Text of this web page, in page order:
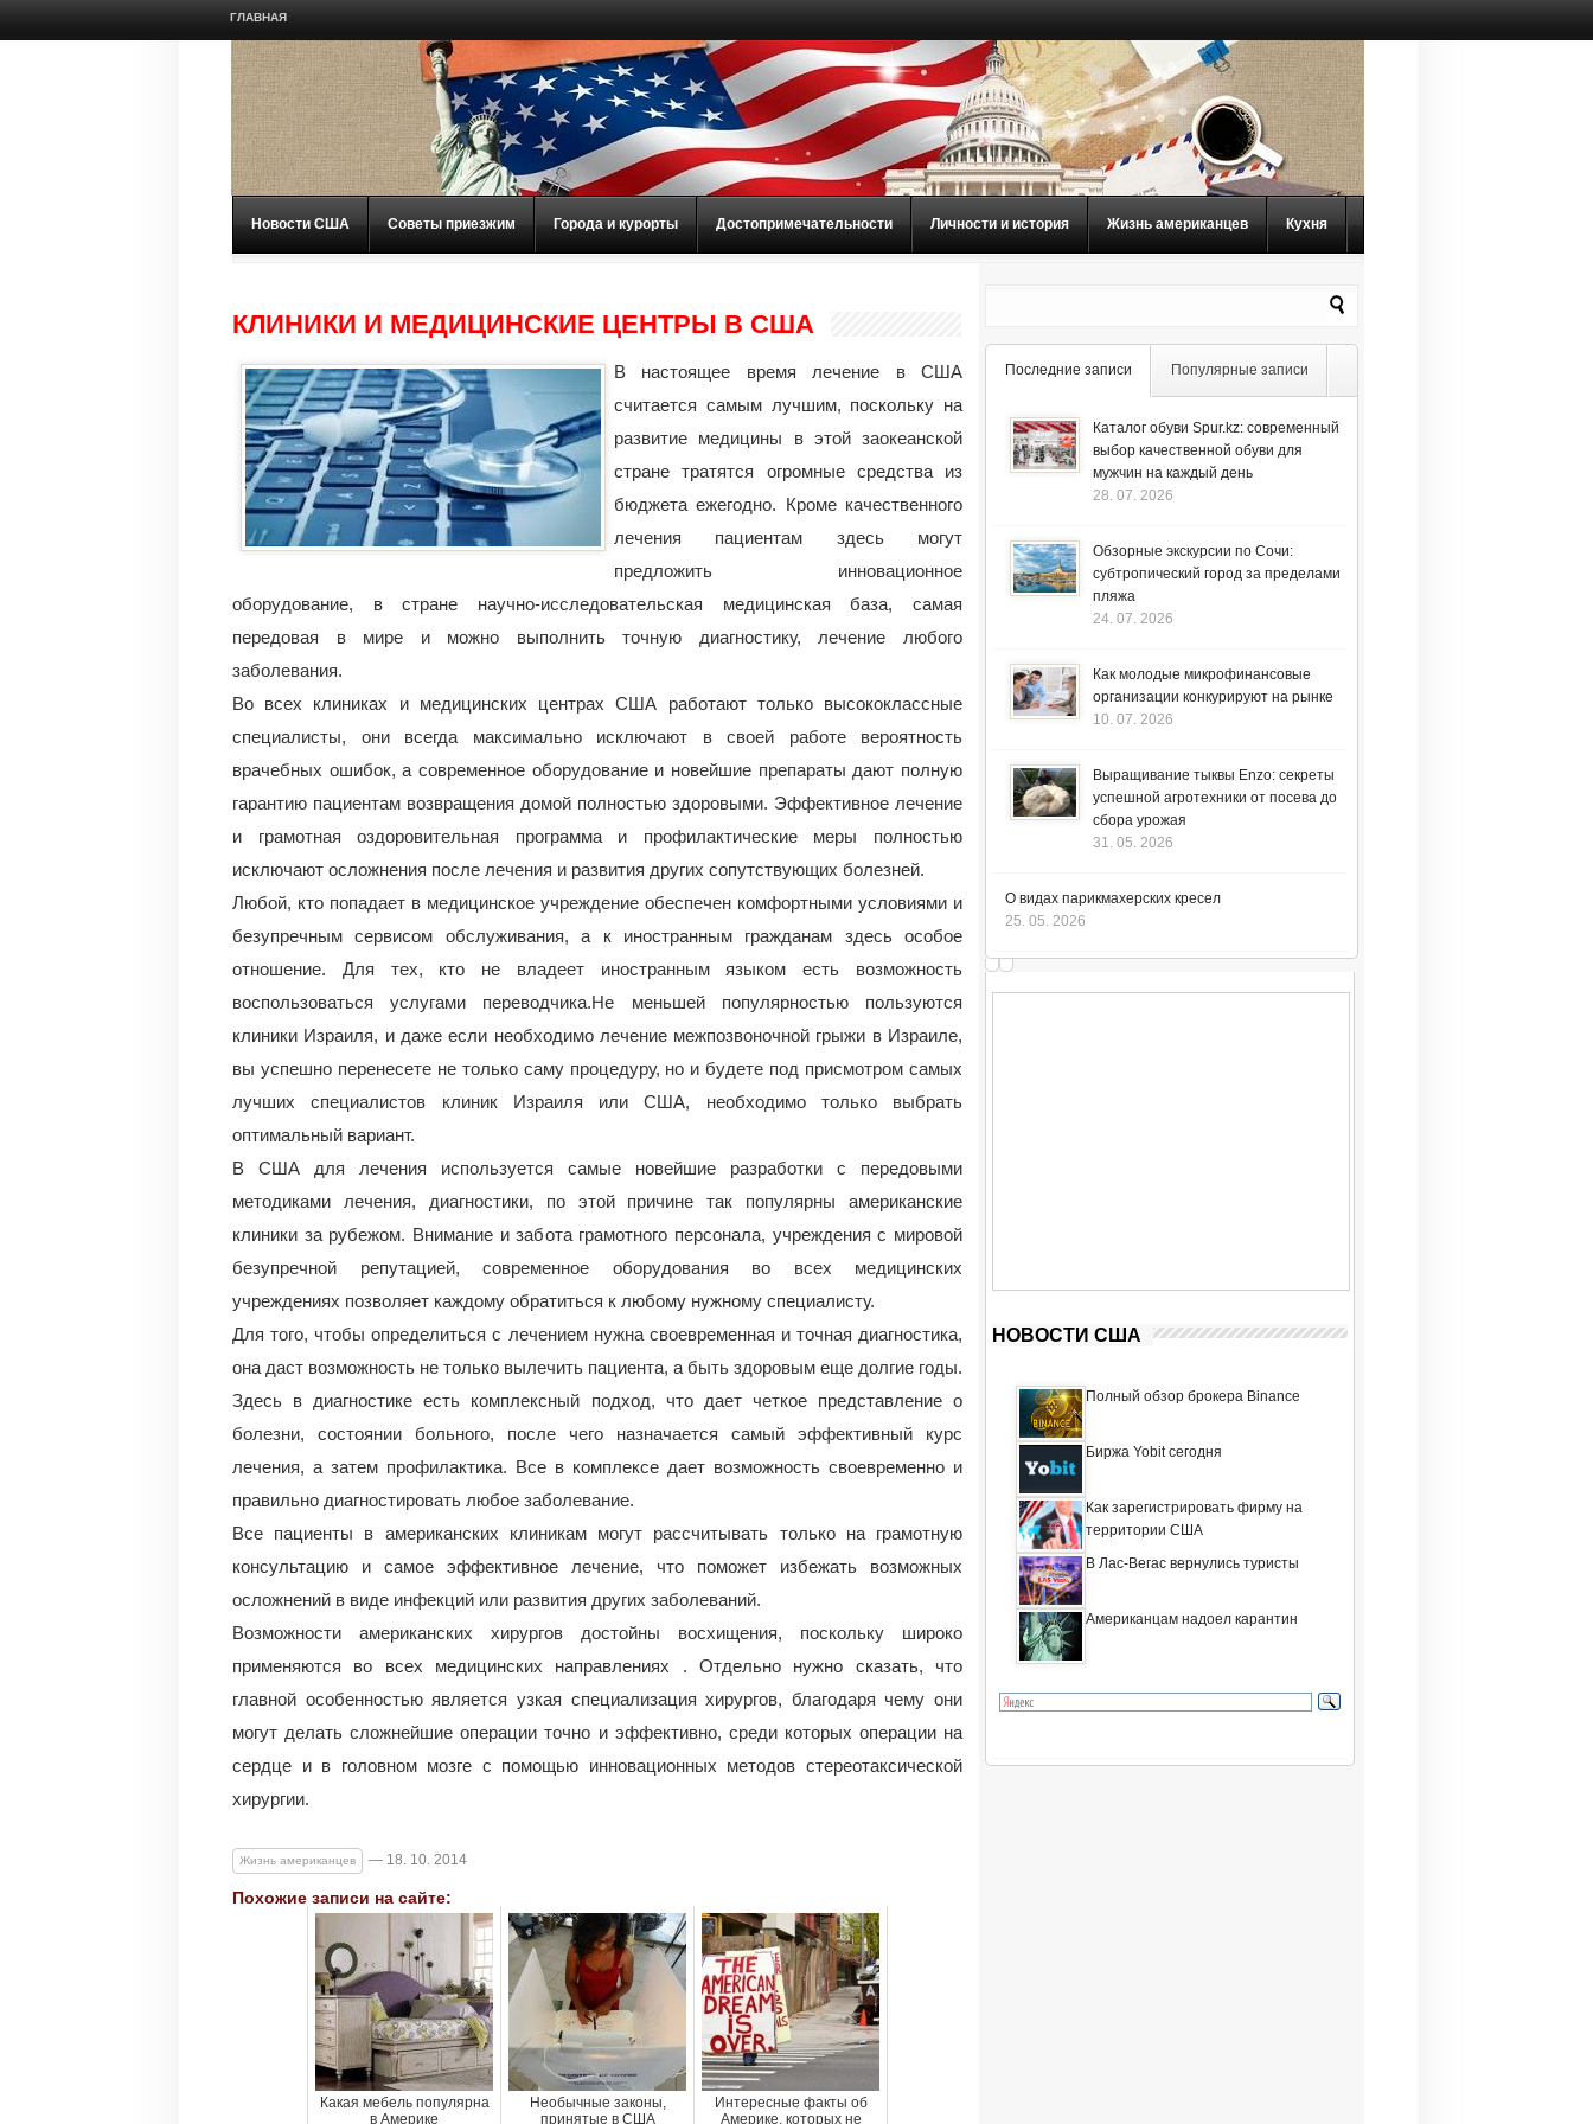
ГЛАВНАЯ
Новости США Советы приезжим Города и курорты Достопримечательности Личности и история Жизнь американцев Кухня
КЛИНИКИ И МЕДИЦИНСКИЕ ЦЕНТРЫ В США
В настоящее время лечение в США
считается самым лучшим, поскольку на
развитие медицины в этой заокеанской
стране тратятся огромные средства из
бюджета ежегодно. Кроме качественного
лечения пациентам здесь могут
предложить инновационное
оборудование, в стране научно-исследовательская медицинская база, самая
передовая в мире и можно выполнить точную диагностику, лечение любого
заболевания.
Во всех клиниках и медицинских центрах США работают только высококлассные
специалисты, они всегда максимально исключают в своей работе вероятность
врачебных ошибок, а современное оборудование и новейшие препараты дают полную
гарантию пациентам возвращения домой полностью здоровыми. Эффективное лечение
и грамотная оздоровительная программа и профилактические меры полностью
исключают осложнения после лечения и развития других сопутствующих болезней.
Любой, кто попадает в медицинское учреждение обеспечен комфортными условиями и
безупречным сервисом обслуживания, а к иностранным гражданам здесь особое
отношение. Для тех, кто не владеет иностранным языком есть возможность
воспользоваться услугами переводчика.Не меньшей популярностью пользуются
клиники Израиля, и даже если необходимо лечение межпозвоночной грыжи в Израиле,
вы успешно перенесете не только саму процедуру, но и будете под присмотром самых
лучших специалистов клиник Израиля или США, необходимо только выбрать
оптимальный вариант.
В США для лечения используется самые новейшие разработки с передовыми
методиками лечения, диагностики, по этой причине так популярны американские
клиники за рубежом. Внимание и забота грамотного персонала, учреждения с мировой
безупречной репутацией, современное оборудования во всех медицинских
учреждениях позволяет каждому обратиться к любому нужному специалисту.
Для того, чтобы определиться с лечением нужна своевременная и точная диагностика,
она даст возможность не только вылечить пациента, а быть здоровым еще долгие годы.
Здесь в диагностике есть комплексный подход, что дает четкое представление о
болезни, состоянии больного, после чего назначается самый эффективный курс
лечения, а затем профилактика. Все в комплексе дает возможность своевременно и
правильно диагностировать любое заболевание.
Все пациенты в американских клиникам могут рассчитывать только на грамотную
консультацию и самое эффективное лечение, что поможет избежать возможных
осложнений в виде инфекций или развития других заболеваний.
Возможности американских хирургов достойны восхищения, поскольку широко
применяются во всех медицинских направлениях . Отдельно нужно сказать, что
главной особенностью является узкая специализация хирургов, благодаря чему они
могут делать сложнейшие операции точно и эффективно, среди которых операции на
сердце и в головном мозге с помощью инновационных методов стереотаксической
хирургии.
Жизнь американцев — 18. 10. 2014
Похожие записи на сайте:
Какая мебель популярна
в Америке
Необычные законы,
принятые в США
Интересные факты об
Америке, которых не
Последние записи Популярные записи
Каталог обуви Spur.kz: современный
выбор качественной обуви для
мужчин на каждый день
28. 07. 2026
Обзорные экскурсии по Сочи:
субтропический город за пределами
пляжа
24. 07. 2026
Как молодые микрофинансовые
организации конкурируют на рынке
10. 07. 2026
Выращивание тыквы Enzo: секреты
успешной агротехники от посева до
сбора урожая
31. 05. 2026
О видах парикмахерских кресел
25. 05. 2026
НОВОСТИ США
Полный обзор брокера Binance
Биржа Yobit сегодня
Как зарегистрировать фирму на
территории США
В Лас-Вегас вернулись туристы
Американцам надоел карантин